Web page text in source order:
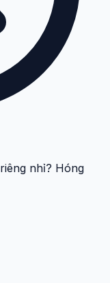
nhỉ? Hóng